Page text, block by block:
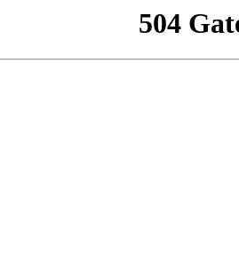
504